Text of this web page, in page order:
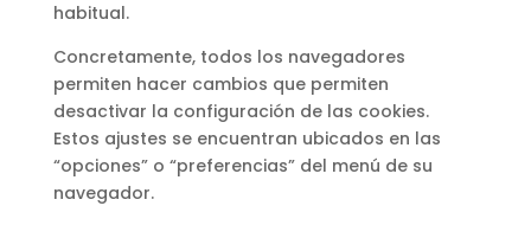
habitual.
Concretamente, todos los navegadores
permiten hacer cambios que permiten
desactivar la configuración de las cookies.
Estos ajustes se encuentran ubicados en las
“opciones” o “preferencias” del menú de su
navegador.